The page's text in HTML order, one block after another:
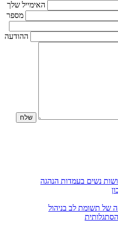
האימייל שלך
מספר
ההודעה
נשים בעמדות הנהגה
של תשומת לב בניהול